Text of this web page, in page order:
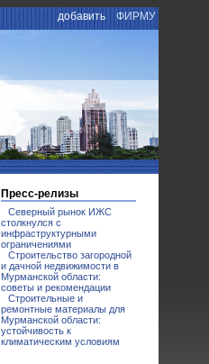
добавить ФИРМУ
Пресс-релизы
Северный рынок ИЖС
столкнулся с
инфраструктурными
ограничениями
Строительство загородной
и дачной недвижимости в
Мурманской области:
советы и рекомендации
Строительные и
ремонтные материалы для
Мурманской области:
устойчивость к
климатическим условиям